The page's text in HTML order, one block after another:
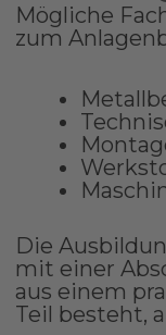
Mögliche
zum
Die
mit einer
aus einem
Teil besteht,